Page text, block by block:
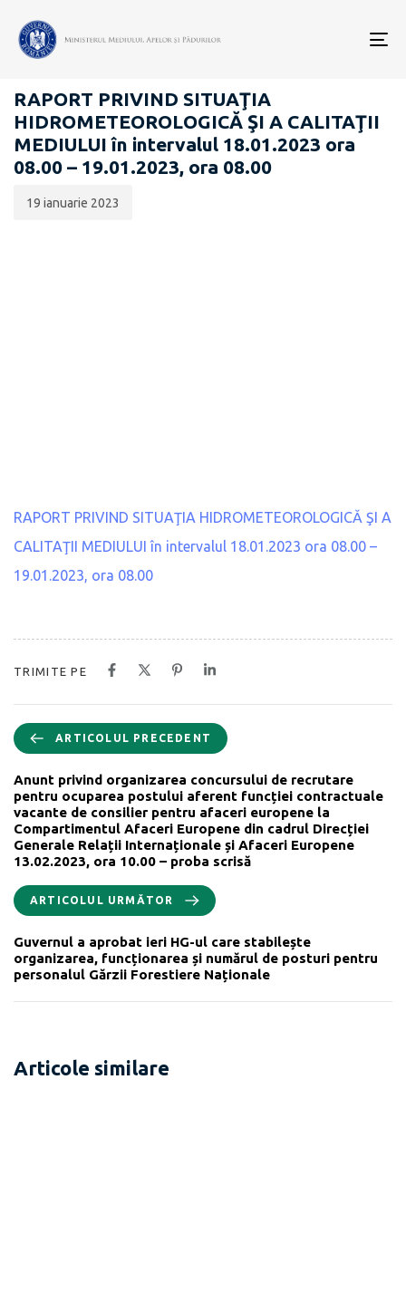
RAPOARTE ZILNICE STAREA MEDIULUI
RAPORT PRIVIND SITUAŢIA
HIDROMETEOROLOGICĂ ŞI A CALITAŢII
MEDIULUI în intervalul 18.01.2023 ora
08.00 – 19.01.2023, ora 08.00
publicării:
19 ianuarie 2023
RAPORT PRIVIND SITUAŢIA HIDROMETEOROLOGICĂ ŞI A
CALITAŢII MEDIULUI în intervalul 18.01.2023 ora 08.00 –
19.01.2023, ora 08.00
TRIMITE PE
ARTICOLUL PRECEDENT
Anunt privind organizarea concursului de recrutare
pentru ocuparea postului aferent funcției contractuale
vacante de consilier pentru afaceri europene la
Compartimentul Afaceri Europene din cadrul Direcției
Generale Relații Internaționale și Afaceri Europene
13.02.2023, ora 10.00 – proba scrisă
ARTICOLUL URMĂTOR
Guvernul a aprobat ieri HG-ul care stabilește
organizarea, funcționarea și numărul de posturi pentru
personalul Gărzii Forestiere Naționale
Articole similare